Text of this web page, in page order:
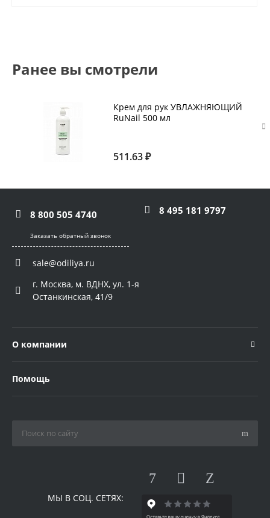
Ранее вы смотрели
Крем для рук УВЛАЖНЯЮЩИЙ
RuNail 500 мл
511.63 ₽
8 800 505 4740 8 495 181 9797
Заказать обратный звонок
sale@odiliya.ru
г. Москва, м. ВДНХ, ул. 1-я
Останкинская, 41/9
О компании
Помощь
МЫ В СОЦ. СЕТЯХ: